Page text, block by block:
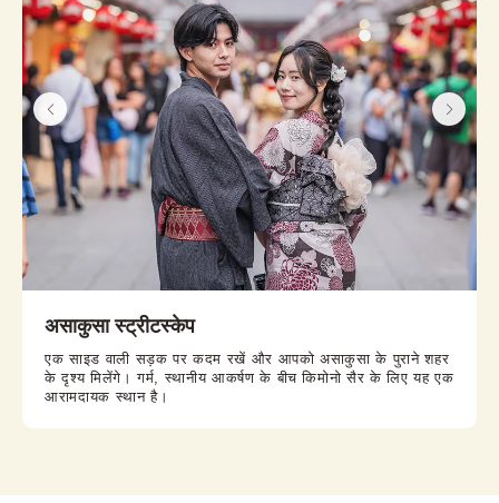
असाकुसा स्ट्रीटस्केप
एक साइड वाली सड़क पर कदम रखें और आपको असाकुसा के पुराने शहर
के दृश्य मिलेंगे। गर्म, स्थानीय आकर्षण के बीच किमोनो सैर के लिए यह एक
आरामदायक स्थान है।